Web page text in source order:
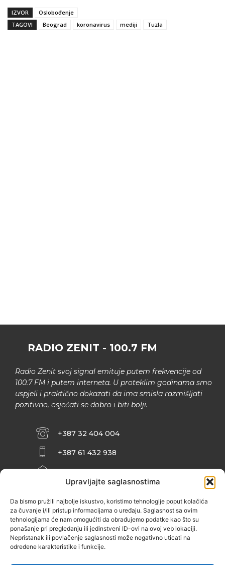
Upravljajte saglasnostima
Da bismo pružili najbolje iskustvo, koristimo tehnologije poput kolačića
za čuvanje i/ili pristup informacijama o uređaju. Saglasnost sa ovim
tehnologijama će nam omogućiti da obrađujemo podatke kao što su
ponašanje pri pregledanju ili jedinstveni ID-ovi na ovoj veb lokaciji.
Nepristanak ili povlačenje saglasnosti može negativno uticati na
određene karakteristike i funkcije.
IZVOR
Oslobođenje
TAGOVI
Beograd koronavirus mediji Tuzla
RADIO ZENIT - 100.7 FM
Radio Zenit svoj signal emituje putem frekvencije od
100.7 FM i putem interneta. U proteklim godinama smo
uspjeli i praktično dokazati da ima smisla razmišljati
pozitivno, osjećati se dobro i biti bolji.
+387 32 404 004
+387 61 432 938
INFO@ZENIT.BA
ZENIČANKA, 3. SPRAT), 72000 ZENICA